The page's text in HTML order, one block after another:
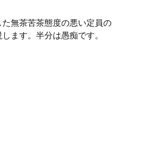
無茶苦茶態度の悪い定員の
ます。半分は愚痴です。